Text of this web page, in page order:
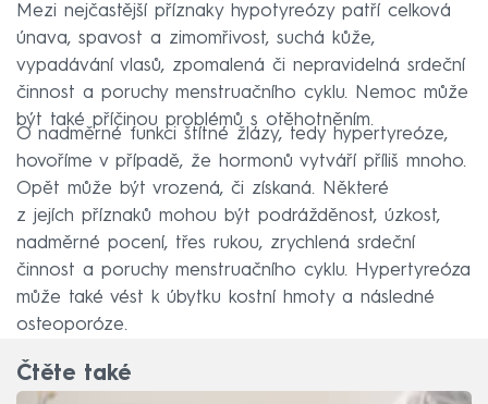
Mezi nejčastější příznaky hypotyreózy patří celková
únava, spavost a zimomřivost, suchá kůže,
vypadávání vlasů, zpomalená či nepravidelná srdeční
činnost a poruchy menstruačního cyklu. Nemoc může
být také příčinou problémů s otěhotněním.
O nadměrné funkci štítné žlázy, tedy hypertyreóze,
hovoříme v případě, že hormonů vytváří příliš mnoho.
Opět může být vrozená, či získaná. Některé
z jejích příznaků mohou být podrážděnost, úzkost,
nadměrné pocení, třes rukou, zrychlená srdeční
činnost a poruchy menstruačního cyklu. Hypertyreóza
může také vést k úbytku kostní hmoty a následné
osteoporóze.
Čtěte také